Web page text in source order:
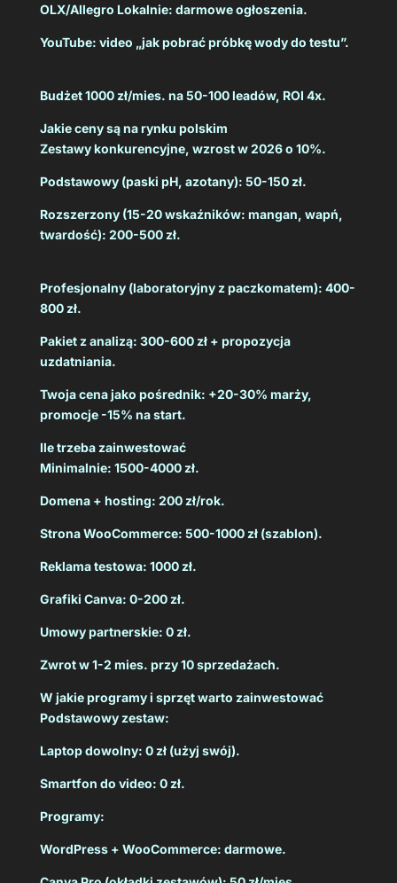
OLX/Allegro Lokalnie: darmowe ogłoszenia.
YouTube: video „jak pobrać próbkę wody do testu”.
Budżet 1000 zł/mies. na 50-100 leadów, ROI 4x.
Jakie ceny są na rynku polskim
Zestawy konkurencyjne, wzrost w 2026 o 10%.
Podstawowy (paski pH, azotany): 50-150 zł.
Rozszerzony (15-20 wskaźników: mangan, wapń,
twardość): 200-500 zł.
Profesjonalny (laboratoryjny z paczkomatem): 400-
800 zł.
Pakiet z analizą: 300-600 zł + propozycja
uzdatniania.
Twoja cena jako pośrednik: +20-30% marży,
promocje -15% na start.
Ile trzeba zainwestować
Minimalnie: 1500-4000 zł.
Domena + hosting: 200 zł/rok.
Strona WooCommerce: 500-1000 zł (szablon).
Reklama testowa: 1000 zł.
Grafiki Canva: 0-200 zł.
Umowy partnerskie: 0 zł.
Zwrot w 1-2 mies. przy 10 sprzedażach.
W jakie programy i sprzęt warto zainwestować
Podstawowy zestaw:
Laptop dowolny: 0 zł (użyj swój).
Smartfon do video: 0 zł.
Programy:
WordPress + WooCommerce: darmowe.